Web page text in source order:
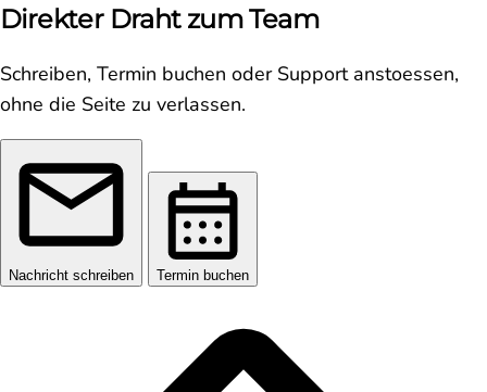
Direkter Draht zum Team
Schreiben, Termin buchen oder Support anstoessen,
ohne die Seite zu verlassen.
Nachricht schreiben Termin buchen